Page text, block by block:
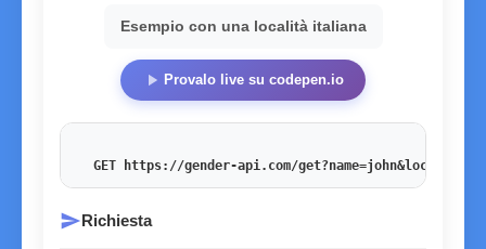
Esempio con una località italiana
play_arrow Provalo live su codepen.io
GET https://gender-api.com/
sendRichiesta